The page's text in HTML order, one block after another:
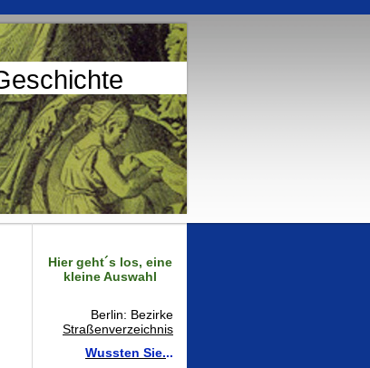
Hier geht´s los, eine
kleine Auswahl
Berlin: Bezirke
Straßenverzeichnis
Wussten Sie...